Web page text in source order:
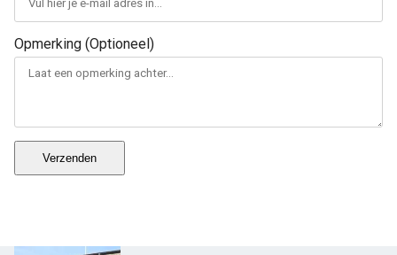
Opmerking (Optioneel)
Verzenden